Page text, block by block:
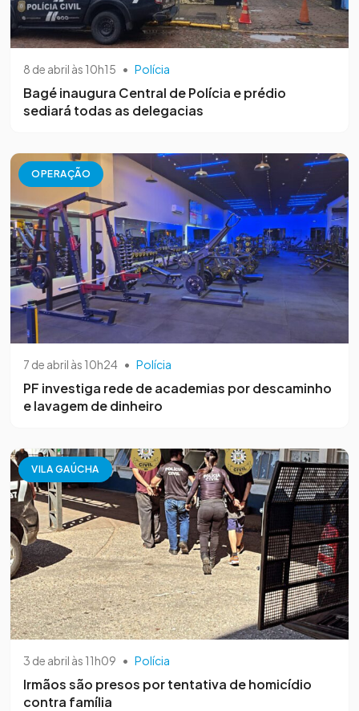
8 de abril às 10h15 • Polícia
Bagé inaugura Central de Polícia e prédio
sediará todas as delegacias
OPERAÇÃO
7 de abril às 10h24 • Polícia
PF investiga rede de academias por descaminho
e lavagem de dinheiro
VILA GAÚCHA
3 de abril às 11h09 • Polícia
Irmãos são presos por tentativa de homicídio
contra família